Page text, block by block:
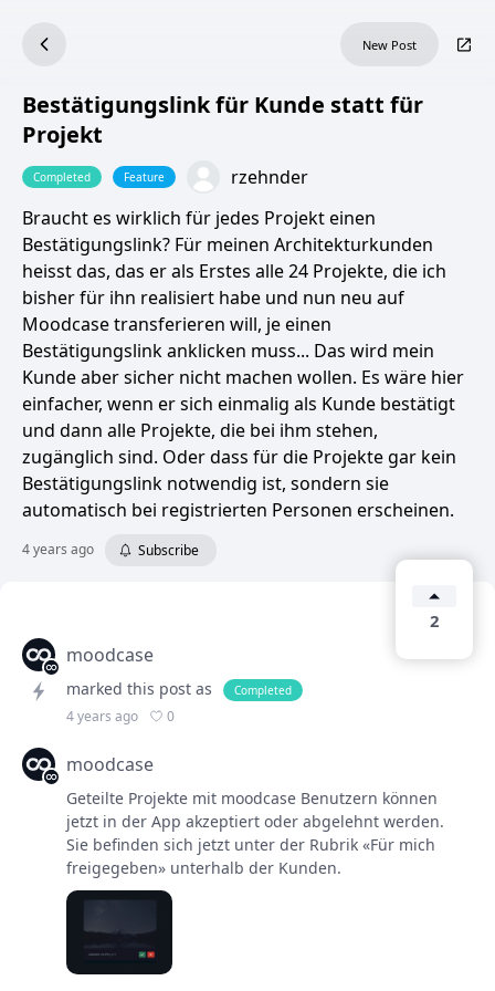
New Post
Bestätigungslink für Kunde statt für
Projekt
Completed Feature
rzehnder
Braucht es wirklich für jedes Projekt einen
Bestätigungslink? Für meinen Architekturkunden
heisst das, das er als Erstes alle 24 Projekte, die ich
bisher für ihn realisiert habe und nun neu auf
Moodcase transferieren will, je einen
Bestätigungslink anklicken muss... Das wird mein
Kunde aber sicher nicht machen wollen. Es wäre hier
einfacher, wenn er sich einmalig als Kunde bestätigt
und dann alle Projekte, die bei ihm stehen,
zugänglich sind. Oder dass für die Projekte gar kein
Bestätigungslink notwendig ist, sondern sie
automatisch bei registrierten Personen erscheinen.
4 years ago Subscribe
2
moodcase
marked this post as Completed
4 years ago 0
moodcase
Geteilte Projekte mit moodcase Benutzern können
jetzt in der App akzeptiert oder abgelehnt werden.
Sie befinden sich jetzt unter der Rubrik «Für mich
freigegeben» unterhalb der Kunden.